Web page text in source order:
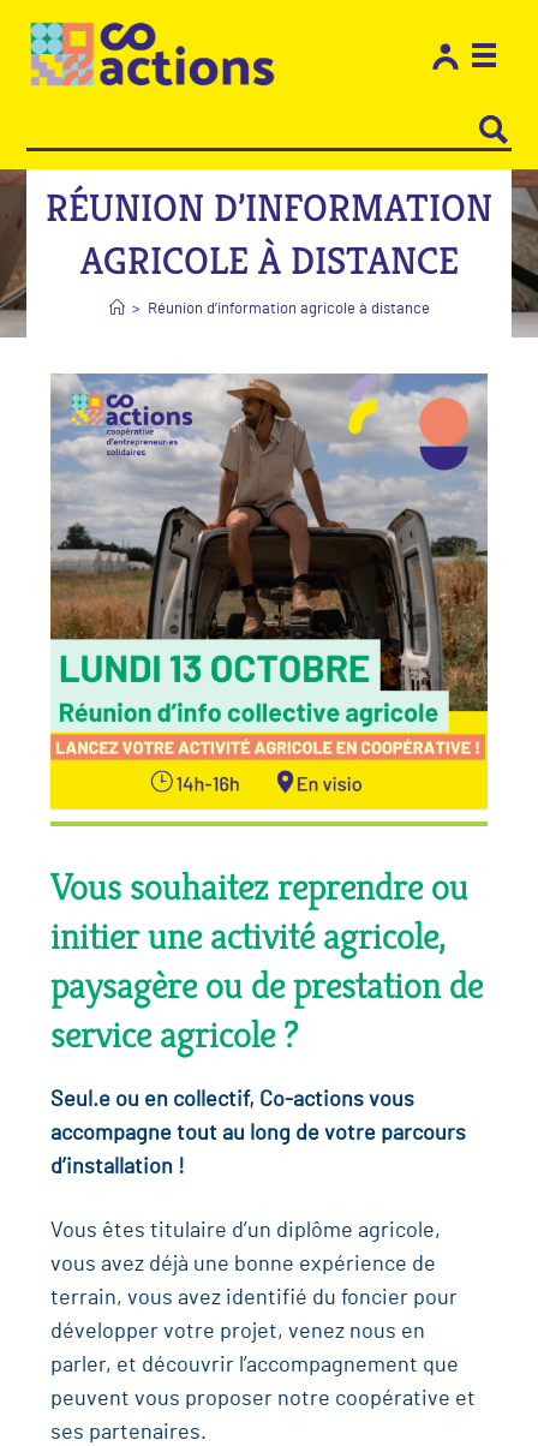
RÉUNION D’INFORMATION
AGRICOLE À DISTANCE
> Réunion d’information agricole à distance
Vous souhaitez reprendre ou
initier une activité agricole,
paysagère ou de prestation de
service agricole ?
Seul.e ou en collectif, Co-actions vous
accompagne tout au long de votre parcours
d’installation !
Vous êtes titulaire d’un diplôme agricole,
vous avez déjà une bonne expérience de
terrain, vous avez identifié du foncier pour
développer votre projet, venez nous en
parler, et découvrir l’accompagnement que
peuvent vous proposer notre coopérative et
ses partenaires.